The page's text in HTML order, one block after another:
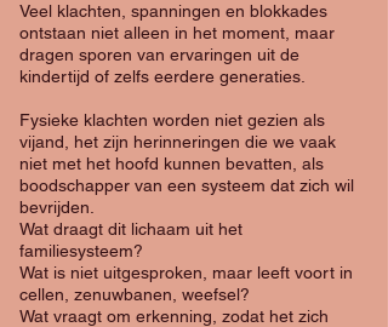
Veel klachten, spanningen en blokkades
ontstaan niet alleen in het moment, maar
dragen sporen van ervaringen uit de
kindertijd of zelfs eerdere generaties.
Fysieke klachten worden niet gezien als
vijand, het zijn herinneringen die we vaak
niet met het hoofd kunnen bevatten, als
boodschapper van een systeem dat zich wil
bevrijden.
Wat draagt dit lichaam uit het
familiesysteem?
Wat is niet uitgesproken, maar leeft voort in
cellen, zenuwbanen, weefsel?
Wat vraagt om erkenning, zodat het zich